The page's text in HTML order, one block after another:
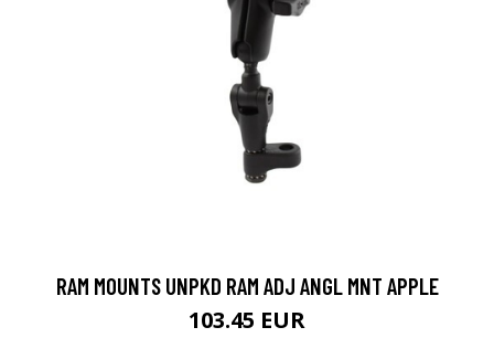
RAM MOUNTS UNPKD RAM ADJ ANGL MNT APPLE
103.45 EUR